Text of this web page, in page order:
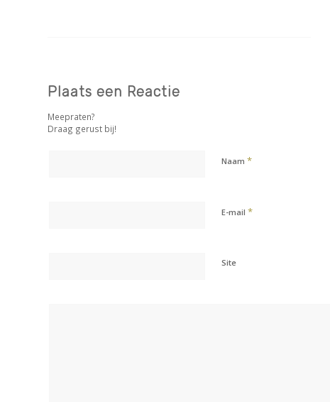
Plaats een Reactie
Meepraten?
Draag gerust bij!
Naam *
E-mail *
Site